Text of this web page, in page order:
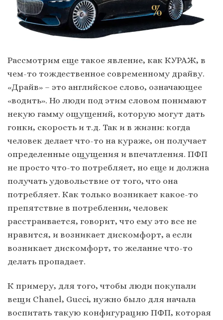
Рассмотрим еще такое явление, как КУРАЖ, в
чем-то тождественное современному драйву.
«Драйв» – это английское слово, означающее
«водить». Но люди под этим словом понимают
некую гамму ощущений, которую могут дать
гонки, скорость и т.д. Так и в жизни: когда
человек делает что-то на кураже, он получает
определенные ощущения и впечатления. ПФП
не просто что-то потребляет, но еще и должна
получать удовольствие от того, что она
потребляет. Как только возникает какое-то
препятствие в потреблении, человек
расстраивается, говорит, что ему это все не
нравится, и возникает дискомфорт, а если
возникает дискомфорт, то желание что-то
делать пропадает.
К примеру, для того, чтобы люди покупали
вещи Chanel, Gucci, нужно было для начала
воспитать такую конфигурацию ПФП, которая